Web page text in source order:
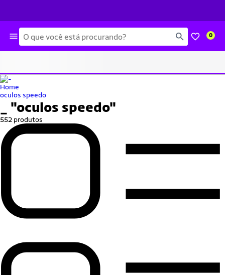
Busca 0
Home
oculos speedo
"oculos speedo"
552 produtos